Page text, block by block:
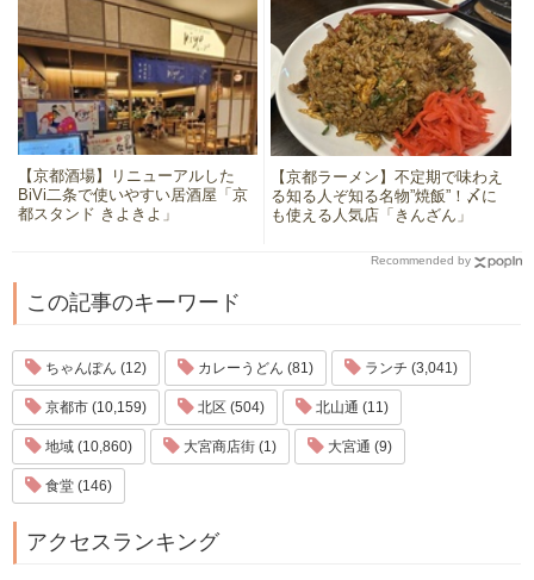
【京都酒場】リニューアルした
BiVi二条で使いやすい居酒屋「京
都スタンド きよきよ」
【京都ラーメン】不定期で味わえ
る知る人ぞ知る名物”焼飯”！〆に
も使える人気店「きんざん」
Recommended by
この記事のキーワード
ちゃんぽん (12) カレーうどん (81) ランチ (3,041)
京都市 (10,159) 北区 (504) 北山通 (11)
地域 (10,860) 大宮商店街 (1) 大宮通 (9)
食堂 (146)
アクセスランキング